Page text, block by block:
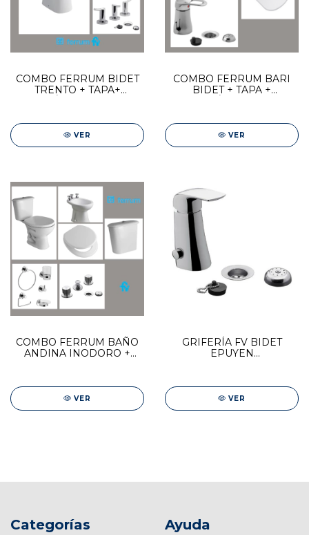
COMBO FERRUM BIDET
TRENTO + TAPA+
VER
COMBO FERRUM BARI
BIDET + TAPA +
VER
COMBO FERRUM BAÑO
ANDINA INODORO +
VER
GRIFERÍA FV BIDET
EPUYEN
VER
Categorías Ayuda